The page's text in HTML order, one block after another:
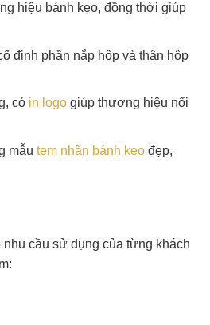
hiệu bánh kẹo, đồng thời giúp
định phần nắp hộp và thân hộp
có in logogiúp thương hiệu nổi
mẫu tem nhãn bánh kẹođẹp,
cầu sử dụng của từng khách